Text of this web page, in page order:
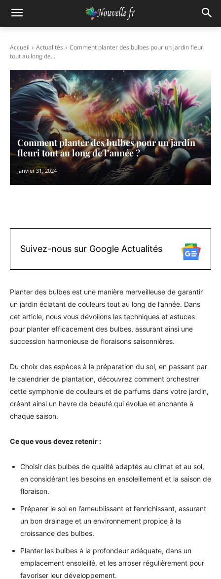
Accueil Actualités
Comment planter des bulbes pour un jardin fleuri
tout au long de...
Comment planter des bulbes pour un jardin
fleuri tout au long de l’année ?
janvier 31, 2024
Suivez-nous sur Google Actualités
Planter des bulbes est une manière merveilleuse de garantir
un jardin éclatant de couleurs tout au long de l’année. Dans
cet article, nous vous dévoilons les techniques et astuces
pour planter efficacement des bulbes, assurant ainsi une
succession harmonieuse de floraisons saisonnières.
Du choix des espèces à la préparation du sol, en passant par
le calendrier de plantation, découvrez comment orchestrer
cette symphonie de couleurs et de parfums dans votre jardin,
créant ainsi un havre de beauté qui évolue et enchante à
chaque saison.
Ce que vous devez retenir :
Choisir des bulbes de qualité adaptés au climat et au sol,
en considérant les besoins en ensoleillement et la saison de
floraison.
Préparer le sol en l’ameublissant et l’enrichissant, assurant
un bon drainage et un environnement propice à la
croissance des bulbes.
Planter les bulbes à la profondeur adéquate, dans un
emplacement ensoleillé, et les arroser régulièrement pour
favoriser leur développement.